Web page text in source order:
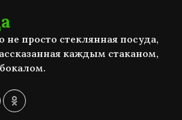
не просто стеклянная посуда,
каждым стаканом,